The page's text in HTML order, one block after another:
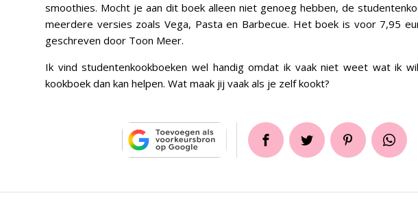
smoothies. Mocht je aan dit boek alleen niet genoeg hebben, de
meerdere versies zoals Vega, Pasta en Barbecue. Het boek is voor 7,95
geschreven door Toon Meer.
Ik vind studentenkookboeken wel handig omdat ik vaak niet weet wat ik
kookboek dan kan helpen. Wat maak jij vaak als je zelf kookt?